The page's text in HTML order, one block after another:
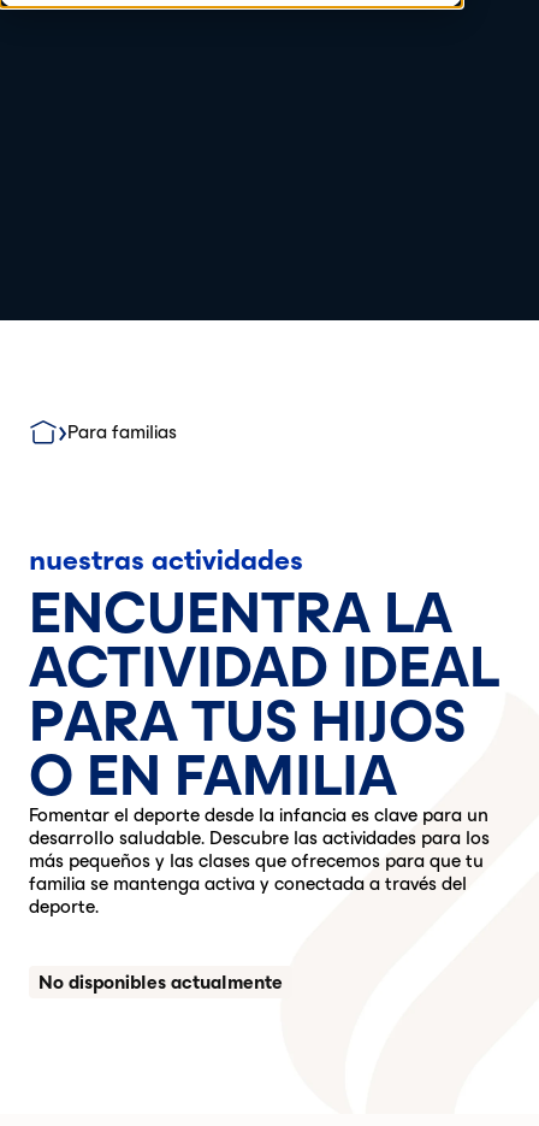
Para familias
nuestras actividades
ENCUENTRA LA
ACTIVIDAD IDEAL
PARA TUS HIJOS
O EN FAMILIA
Fomentar el deporte desde la infancia es clave para un
desarrollo saludable. Descubre las actividades para los
más pequeños y las clases que ofrecemos para que tu
familia se mantenga activa y conectada a través del
deporte.
No disponibles actualmente